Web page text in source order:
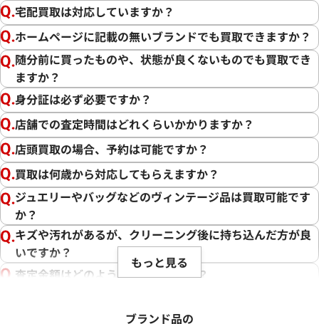
宅配買取は対応していますか？
ホームページに記載の無いブランドでも買取できますか？
随分前に買ったものや、状態が良くないものでも買取でき
ますか？
身分証は必ず必要ですか？
店舗での査定時間はどれくらいかかりますか？
店頭買取の場合、予約は可能ですか？
買取は何歳から対応してもらえますか？
ジュエリーやバッグなどのヴィンテージ品は買取可能です
か？
キズや汚れがあるが、クリーニング後に持ち込んだ方が良
いですか？
査定金額はどのように決まりますか？
もっと見る
ブランド品の